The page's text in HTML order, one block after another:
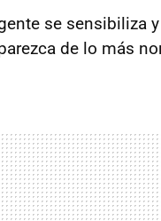
se sensibiliza
de lo más